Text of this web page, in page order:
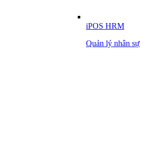
iPOS HRM
Quản lý nhân sự